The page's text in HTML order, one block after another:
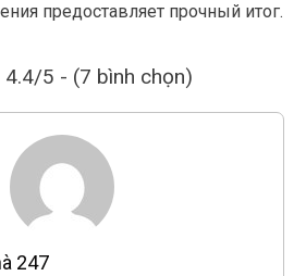
предоставляет прочный итог.
4.4/5 - (7 bình chọn)
247